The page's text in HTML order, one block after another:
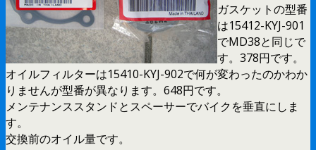
ガスケットの型番
は15412-KYJ-901
でMD38と同じで
す。378円です。
オイルフィルターは15410-KYJ-902で何が変わったのかわか
りませんが型番が異なります。648円です。
メンテナンススタンドとスペーサーでバイクを垂直にしま
す。
交換前のオイル量です。